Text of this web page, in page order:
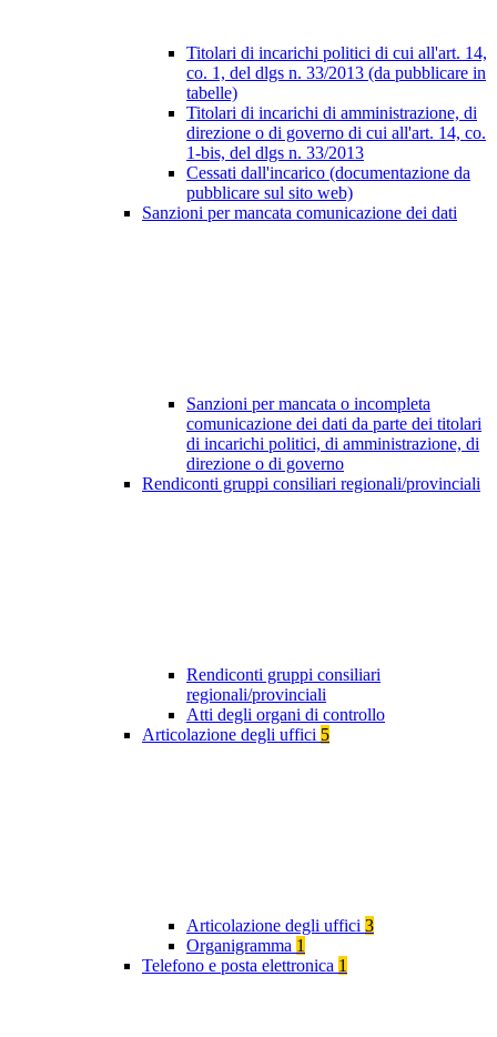
Titolari di incarichi politici di cui all'art. 14,
co. 1, del dlgs n. 33/2013 (da pubblicare in
tabelle)
Titolari di incarichi di amministrazione, di
direzione o di governo di cui all'art. 14, co.
1-bis, del dlgs n. 33/2013
Cessati dall'incarico (documentazione da
pubblicare sul sito web)
Sanzioni per mancata comunicazione dei dati
Sanzioni per mancata o incompleta
comunicazione dei dati da parte dei titolari
di incarichi politici, di amministrazione, di
direzione o di governo
Rendiconti gruppi consiliari regionali/provinciali
Rendiconti gruppi consiliari
regionali/provinciali
Atti degli organi di controllo
Articolazione degli uffici 5
Articolazione degli uffici 3
Organigramma 1
Telefono e posta elettronica 1